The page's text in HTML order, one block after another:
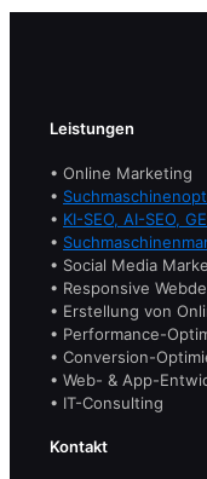
Leistungen
• Online Marketing
•
• KI-SEO, AI-SEO,
•
• Social Media
• Responsive
• Erstellung von
• Performance-
• Conversion-
• Web- & App-
• IT-Consulting
Kontakt